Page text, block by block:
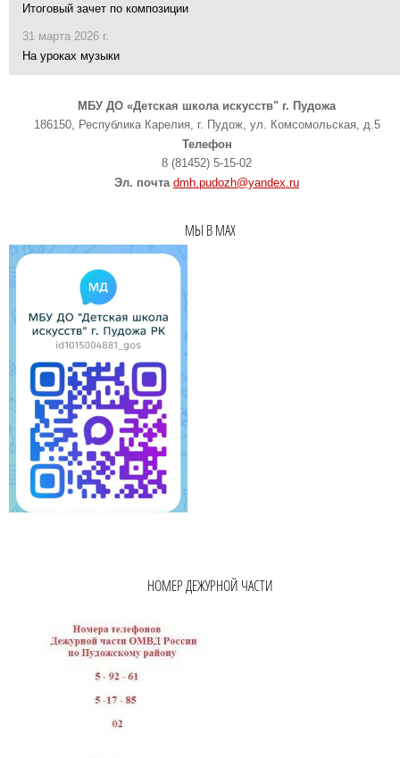
Итоговый зачет по композиции
31 марта 2026 г.
На уроках музыки
МБУ ДО «Детская школа искусств" г. Пудожа
186150, Республика Карелия, г. Пудож, ул. Комсомольская, д.5
Телефон
8 (81452) 5-15-02
Эл. почта dmh.pudozh@yandex.ru
МЫ В MAX
НОМЕР ДЕЖУРНОЙ ЧАСТИ